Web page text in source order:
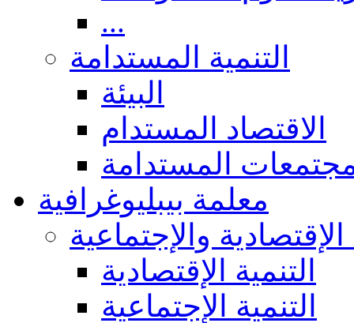
...
التنمية المستدامة
البيئة
الاقتصاد المستدام
المستدامة
معلمة بيبليوغرافية
الإقتصادية والإجتماعية
التنمية الإقتصادية
التنمية الإجتماعية